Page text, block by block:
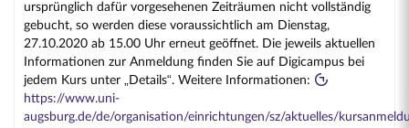
ursprünglich dafür vorgesehenen Zeiträumen nicht vollständig
gebucht, so werden diese voraussichtlich am Dienstag,
27.10.2020 ab 15.00 Uhr erneut geöffnet. Die jeweils aktuellen
Informationen zur Anmeldung finden Sie auf Digicampus bei
jedem Kurs unter „Details“. Weitere Informationen:
https://www.uni-
augsburg.de/de/organisation/einrichtungen/sz/aktuelles/